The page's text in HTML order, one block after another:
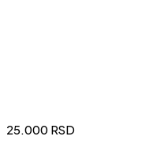
25.000RSD